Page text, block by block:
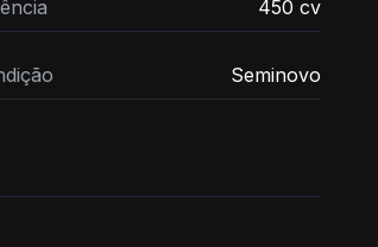
450 cv
Seminovo